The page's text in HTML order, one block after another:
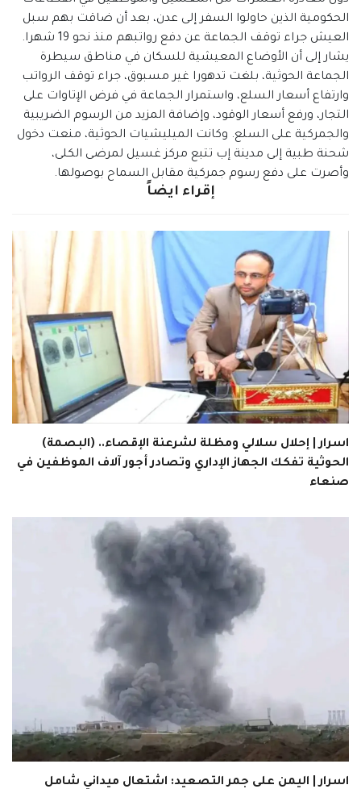
الحكومية الذين حاولوا السفر إلى عدن، بعد أن ضاقت بهم سبل
العيش جراء توقف الجماعة عن دفع رواتبهم منذ نحو 19 شهرا.
يشار إلى أن الأوضاع المعيشية للسكان في مناطق سيطرة
الجماعة الحوثية، بلغت تدهورا غير مسبوق، جراء توقف الرواتب
وارتفاع أسعار السلع، واستمرار الجماعة في فرض الإتاوات على
التجار، ورفع أسعار الوقود، وإضافة المزيد من الرسوم الضريبية
والجمركية على السلع. وكانت الميليشيات الحوثية، منعت دخول
شحنة طبية إلى مدينة إب تتبع مركز غسيل لمرضى الكلى،
وأصرت على دفع رسوم جمركية مقابل السماح بوصولها.
إقراء ايضاً
اسرار | إحلال سلالي ومظلة لشرعنة الإقصاء.. (البصمة)
الحوثية تفكك الجهاز الإداري وتصادر أجور آلاف الموظفين في
صنعاء
اسرار | اليمن على جمر التصعيد: اشتعال ميداني شامل